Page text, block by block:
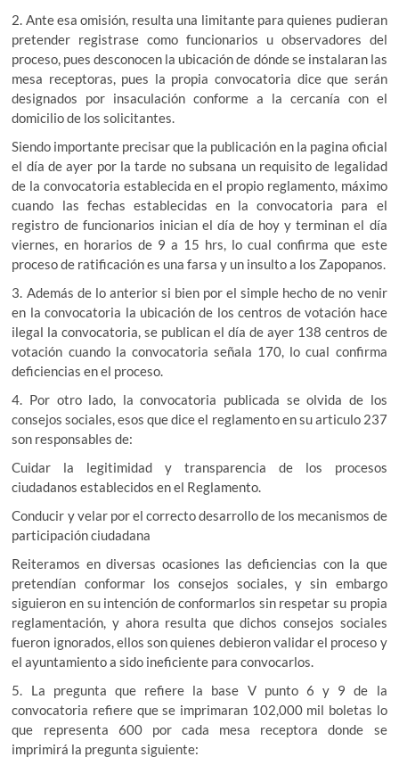
2. Ante esa omisión, resulta una limitante para quienes pudieran
pretender registrase como funcionarios u observadores del
proceso, pues desconocen la ubicación de dónde se instalaran las
mesa receptoras, pues la propia convocatoria dice que serán
designados por insaculación conforme a la cercanía con el
domicilio de los solicitantes.
Siendo importante precisar que la publicación en la pagina oficial
el día de ayer por la tarde no subsana un requisito de legalidad
de la convocatoria establecida en el propio reglamento, máximo
cuando las fechas establecidas en la convocatoria para el
registro de funcionarios inician el día de hoy y terminan el día
viernes, en horarios de 9 a 15 hrs, lo cual confirma que este
proceso de ratificación es una farsa y un insulto a los Zapopanos.
3. Además de lo anterior si bien por el simple hecho de no venir
en la convocatoria la ubicación de los centros de votación hace
ilegal la convocatoria, se publican el día de ayer 138 centros de
votación cuando la convocatoria señala 170, lo cual confirma
deficiencias en el proceso.
4. Por otro lado, la convocatoria publicada se olvida de los
consejos sociales, esos que dice el reglamento en su articulo 237
son responsables de:
Cuidar la legitimidad y transparencia de los procesos
ciudadanos establecidos en el Reglamento.
Conducir y velar por el correcto desarrollo de los mecanismos de
participación ciudadana
Reiteramos en diversas ocasiones las deficiencias con la que
pretendían conformar los consejos sociales, y sin embargo
siguieron en su intención de conformarlos sin respetar su propia
reglamentación, y ahora resulta que dichos consejos sociales
fueron ignorados, ellos son quienes debieron validar el proceso y
el ayuntamiento a sido ineficiente para convocarlos.
5. La pregunta que refiere la base V punto 6 y 9 de la
convocatoria refiere que se imprimaran 102,000 mil boletas lo
que representa 600 por cada mesa receptora donde se
imprimirá la pregunta siguiente: